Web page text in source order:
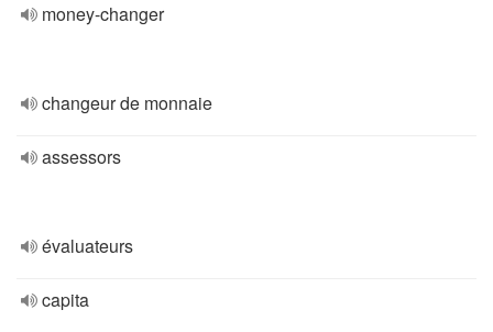
money-changer
changeur de monnaie
assessors
évaluateurs
capita